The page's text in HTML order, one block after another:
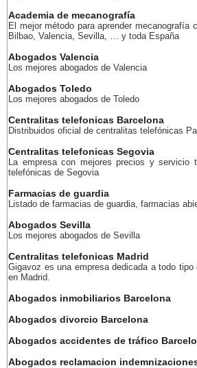
Academia de mecanografía
El mejor método para aprender mecanografía
Bilbao, Valencia, Sevilla, … y toda España
Abogados Valencia
Los mejores abogados de Valencia
Abogados Toledo
Los mejores abogados de Toledo
Centralitas telefonicas Barcelona
Distribuidos oficial de centralitas telefónicas
Centralitas telefonicas Segovia
La empresa con mejores precios y servicio
telefónicas de Segovia
Farmacias de guardia
Listado de farmacias de guardia, farmacias
Abogados Sevilla
Los mejores abogados de Sevilla
Centralitas telefonicas Madrid
Gigavoz es una empresa dedicada a todo
en Madrid.
Abogados inmobiliarios Barcelona
Abogados divorcio Barcelona
Abogados accidentes de tráfico
Abogados reclamacion